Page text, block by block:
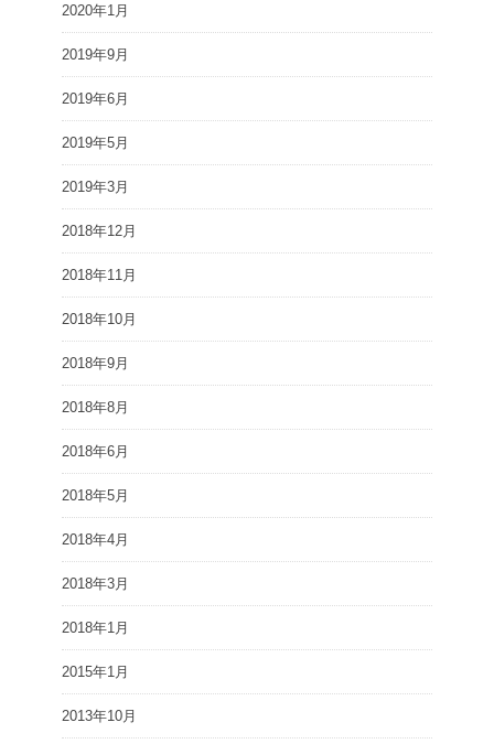
2020年1月
2019年9月
2019年6月
2019年5月
2019年3月
2018年12月
2018年11月
2018年10月
2018年9月
2018年8月
2018年6月
2018年5月
2018年4月
2018年3月
2018年1月
2015年1月
2013年10月